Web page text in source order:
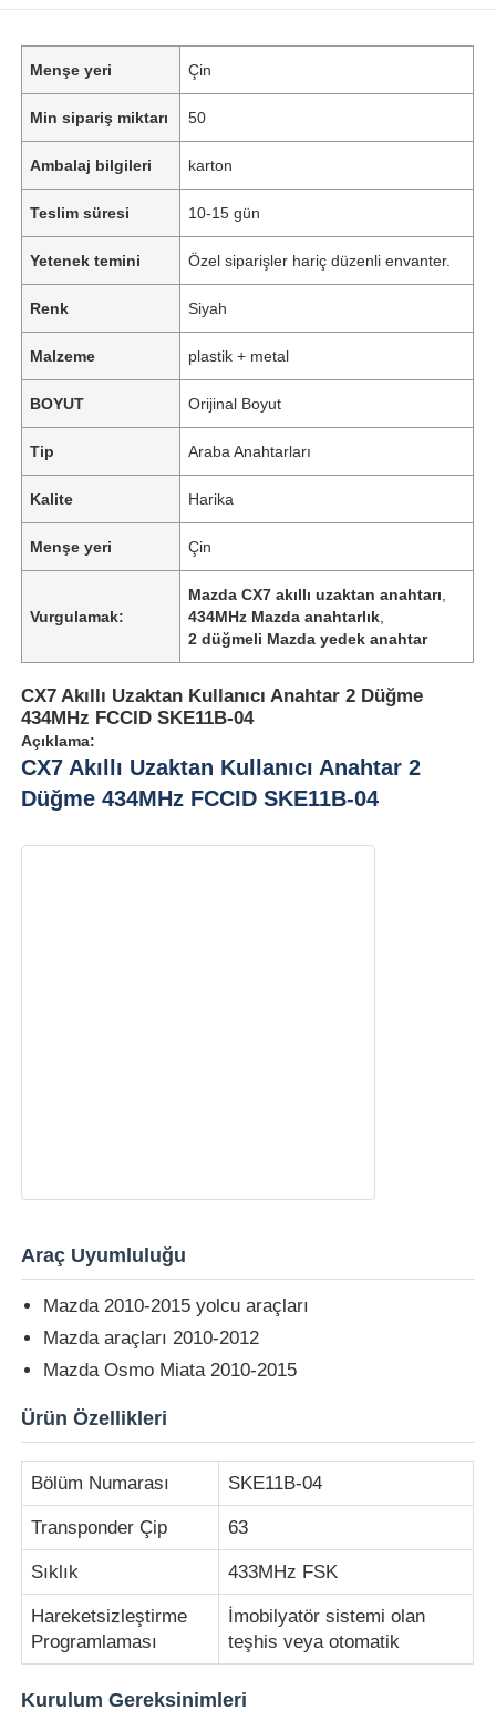
Ana sayfa
Ürünler
VİDEOLAR
Menşe yeri Çin
Min sipariş miktarı 50
Ambalaj bilgileri karton
Teslim süresi 10-15 gün
Yetenek temini Özel siparişler hariç düzenli envanter.
Renk Siyah
Malzeme plastik + metal
BOYUT Orijinal Boyut
Tip Araba Anahtarları
Kalite Harika
Menşe yeri Çin
Vurgulamak:
Mazda CX7 akıllı uzaktan anahtarı
434MHz Mazda anahtarlık
2 düğmeli Mazda yedek anahtar
CX7 Akıllı Uzaktan Kullanıcı Anahtar 2 Düğme
434MHz FCCID SKE11B-04
Açıklama:
CX7 Akıllı Uzaktan Kullanıcı Anahtar 2
Düğme 434MHz FCCID SKE11B-04
Araç Uyumluluğu
Mazda 2010-2015 yolcu araçları
Mazda araçları 2010-2012
Mazda Osmo Miata 2010-2015
Ürün Özellikleri
Bölüm Numarası SKE11B-04
Transponder Çip 63
Sıklık 433MHz FSK
Hareketsizleştirme
Programlaması
İmobilyatör sistemi olan
teşhis veya otomatik
Kurulum Gereksinimleri